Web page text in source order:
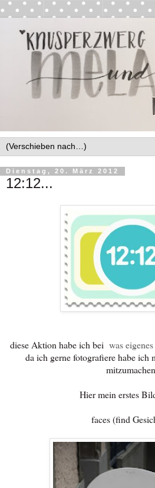
Dienstag, 20. März 2012
12:12...
diese Aktion habe ich bei was eigenes
da ich gerne fotografiere habe ich
Hier mein erstes
faces (find